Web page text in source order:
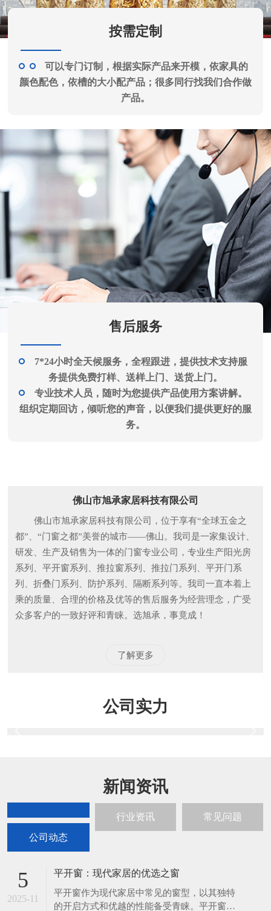
按需定制
可以专门订制，根据实际产品来开模，依家具的
颜色配色，依槽的大小配产品；很多同行找我们合作做
产品。
售后服务
7*24小时全天候服务，全程跟进，提供技术支持服
务提供免费打样、送样上门、送货上门。
专业技术人员，随时为您提供产品使用方案讲解。
组织定期回访，倾听您的声音，以便我们提供更好的服
务。
关于我们
佛山市旭承家居科技有限公司
佛山市旭承家居科技有限公司，位于享有“全球五金之
都”、“门窗之都”美誉的城市——佛山。我司是一家集设计、
研发、生产及销售为一体的门窗专业公司，专业生产阳光房
系列、平开窗系列、推拉窗系列、推拉门系列、平开门系
列、折叠门系列、防护系列、隔断系列等。我司一直本着上
乘的质量、合理的价格及优等的售后服务为经营理念，广受
众多客户的一致好评和青睐。选旭承，事竟成！
了解更多
公司实力
新闻资讯
公司动态
行业资讯 常见问题
5
2025-11
平开窗：现代家居的优选之窗
平开窗作为现代家居中常见的窗型，以其独特
的开启方式和优越的性能备受青睐。平开窗分